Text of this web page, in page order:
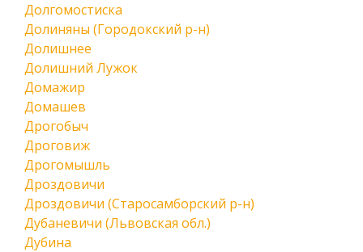
Долгомостиска
Долиняны (Городокский р-н)
Долишнее
Долишний Лужок
Домажир
Домашев
Дрогобыч
Дроговиж
Дрогомышль
Дроздовичи
Дроздовичи (Старосамборский р-н)
Дубаневичи (Львовская обл.)
Дубина